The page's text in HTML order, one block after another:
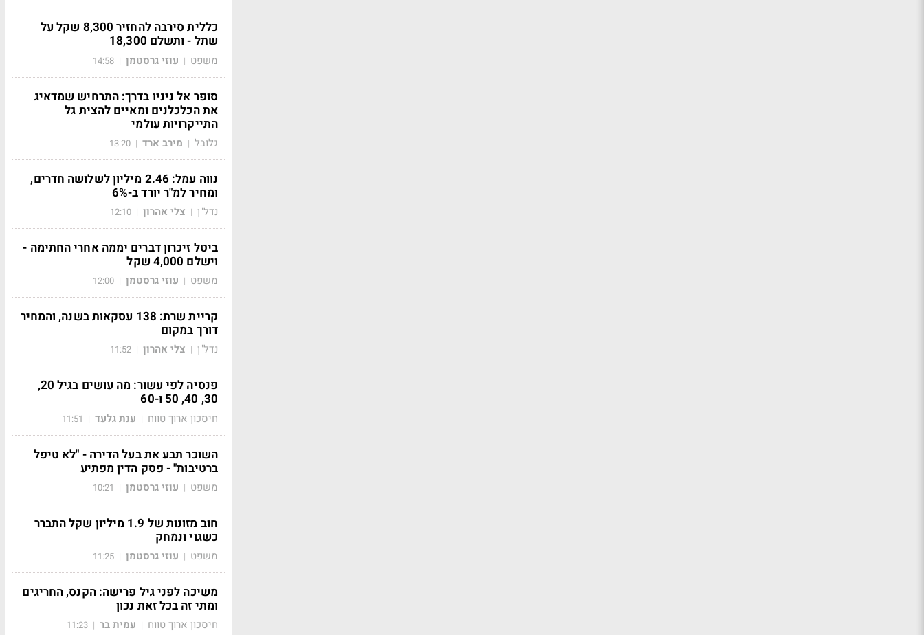
כללית סירבה להחזיר 8,300 שקל על
שתל - ותשלם 18,300
משפט | עוזי גרסטמן |
14:58
סופר אל ניניו בדרך: התרחיש שמדאיג
את הכלכלנים ומאיים להצית גל
התייקרויות עולמי
גלובל | מירב ארד |
13:20
נווה עמל: 2.46 מיליון לשלושה חדרים,
ומחיר למ"ר יורד ב-6%
נדל"ן | צלי אהרון |
12:10
ביטל זיכרון דברים יממה אחרי החתימה -
וישלם 4,000 שקל
משפט | עוזי גרסטמן |
12:00
קריית שרת: 138 עסקאות בשנה, והמחיר
דורך במקום
נדל"ן | צלי אהרון |
11:52
פנסיה לפי עשור: מה עושים בגיל 20,
30, 40, 50 ו-60
חיסכון ארוך טווח | ענת גלעד |
11:51
השוכר תבע את בעל הדירה - "לא טיפל
ברטיבות" - פסק הדין מפתיע
משפט | עוזי גרסטמן |
10:21
חוב מזונות של 1.9 מיליון שקל התברר
כשגוי ונמחק
משפט | עוזי גרסטמן |
11:25
משיכה לפני גיל פרישה: הקנס, החריגים
ומתי זה בכל זאת נכון
חיסכון ארוך טווח | עמית בר |
11:23